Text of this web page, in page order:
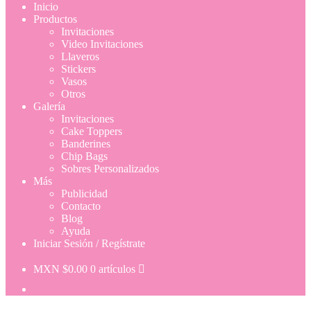
Inicio
Productos
Invitaciones
Video Invitaciones
Llaveros
Stickers
Vasos
Otros
Galería
Invitaciones
Cake Toppers
Banderines
Chip Bags
Sobres Personalizados
Más
Publicidad
Contacto
Blog
Ayuda
Iniciar Sesión / Regístrate
MXN $0.00 0 artículos